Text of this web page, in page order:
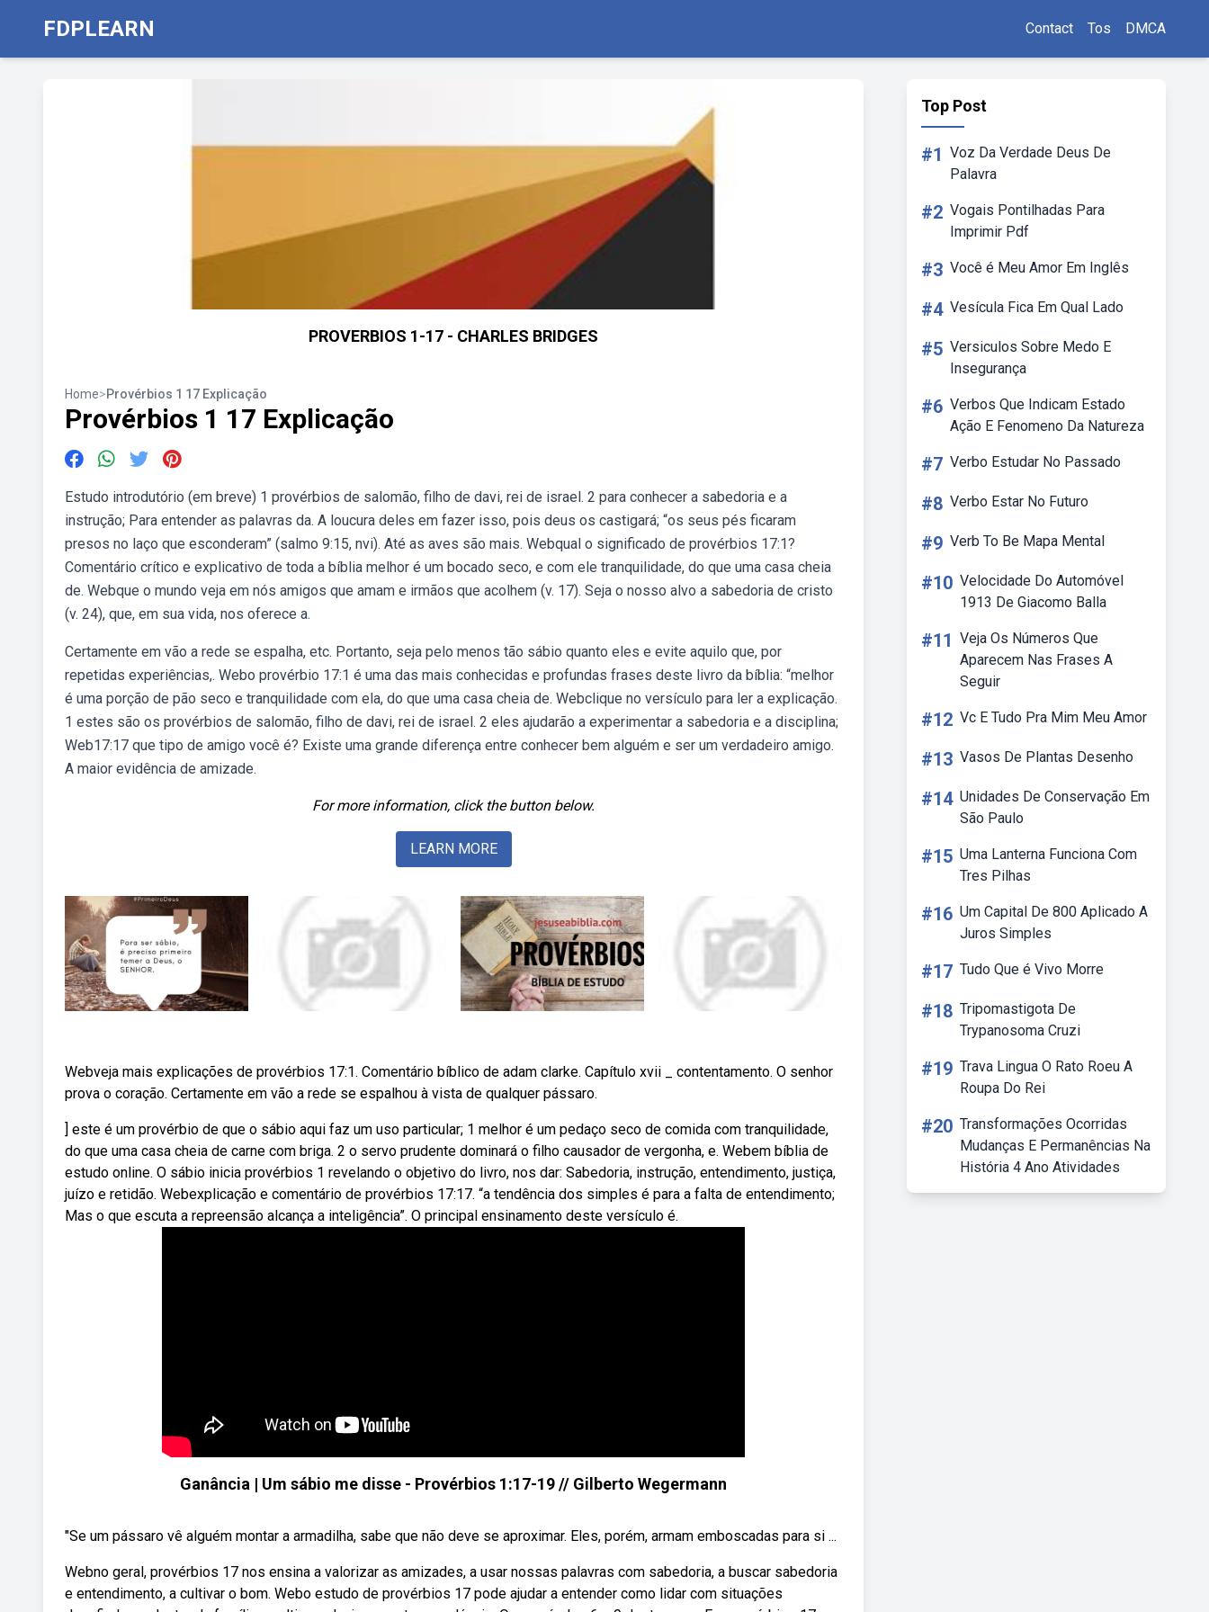
FDPLEARN Contact Tos DMCA
PROVERBIOS 1-17 - CHARLES BRIDGES
Home>Provérbios 1 17 Explicação
Provérbios 1 17 Explicação
Estudo introdutório (em breve) 1 provérbios de salomão, filho de davi, rei de israel. 2 para conhecer a sabedoria e a
instrução; Para entender as palavras da. A loucura deles em fazer isso, pois deus os castigará; “os seus pés ficaram
presos no laço que esconderam” (salmo 9:15, nvi). Até as aves são mais. Webqual o significado de provérbios 17:1?
Comentário crítico e explicativo de toda a bíblia melhor é um bocado seco, e com ele tranquilidade, do que uma casa cheia
de. Webque o mundo veja em nós amigos que amam e irmãos que acolhem (v. 17). Seja o nosso alvo a sabedoria de cristo
(v. 24), que, em sua vida, nos oferece a.
Certamente em vão a rede se espalha, etc. Portanto, seja pelo menos tão sábio quanto eles e evite aquilo que, por
repetidas experiências,. Webo provérbio 17:1 é uma das mais conhecidas e profundas frases deste livro da bíblia: “melhor
é uma porção de pão seco e tranquilidade com ela, do que uma casa cheia de. Webclique no versículo para ler a explicação.
1 estes são os provérbios de salomão, filho de davi, rei de israel. 2 eles ajudarão a experimentar a sabedoria e a disciplina;
Web17:17 que tipo de amigo você é? Existe uma grande diferença entre conhecer bem alguém e ser um verdadeiro amigo.
A maior evidência de amizade.
For more information, click the button below.
LEARN MORE
Webveja mais explicações de provérbios 17:1. Comentário bíblico de adam clarke. Capítulo xvii _ contentamento. O senhor
prova o coração. Certamente em vão a rede se espalhou à vista de qualquer pássaro.
] este é um provérbio de que o sábio aqui faz um uso particular; 1 melhor é um pedaço seco de comida com tranquilidade,
do que uma casa cheia de carne com briga. 2 o servo prudente dominará o filho causador de vergonha, e. Webem bíblia de
estudo online. O sábio inicia provérbios 1 revelando o objetivo do livro, nos dar: Sabedoria, instrução, entendimento, justiça,
juízo e retidão. Webexplicação e comentário de provérbios 17:17. “a tendência dos simples é para a falta de entendimento;
Mas o que escuta a repreensão alcança a inteligência”. O principal ensinamento deste versículo é.
Ganância | Um sábio me disse - Provérbios 1:17-19 // Gilberto Wegermann
"Se um pássaro vê alguém montar a armadilha, sabe que não deve se aproximar. Eles, porém, armam emboscadas para si ...
Webno geral, provérbios 17 nos ensina a valorizar as amizades, a usar nossas palavras com sabedoria, a buscar sabedoria
e entendimento, a cultivar o bom. Webo estudo de provérbios 17 pode ajudar a entender como lidar com situações
Top Post
#1 Voz Da Verdade Deus De
Palavra
#2 Vogais Pontilhadas Para
Imprimir Pdf
#3 Você é Meu Amor Em Inglês
#4 Vesícula Fica Em Qual Lado
#5 Versiculos Sobre Medo E
Insegurança
#6 Verbos Que Indicam Estado
Ação E Fenomeno Da Natureza
#7 Verbo Estudar No Passado
#8 Verbo Estar No Futuro
#9 Verb To Be Mapa Mental
#10 Velocidade Do Automóvel
1913 De Giacomo Balla
#11 Veja Os Números Que
Aparecem Nas Frases A
Seguir
#12 Vc E Tudo Pra Mim Meu Amor
#13 Vasos De Plantas Desenho
#14 Unidades De Conservação Em
São Paulo
#15 Uma Lanterna Funciona Com
Tres Pilhas
#16 Um Capital De 800 Aplicado A
Juros Simples
#17 Tudo Que é Vivo Morre
#18 Tripomastigota De
Trypanosoma Cruzi
#19 Trava Lingua O Rato Roeu A
Roupa Do Rei
#20 Transformações Ocorridas
Mudanças E Permanências Na
História 4 Ano Atividades